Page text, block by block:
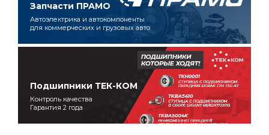
Запчасти ПРАМО
Автоэлектрика и автокомпоненты
для коммерческих и грузовых авто
Подшипники ТЕК-КОМ
Контроль качества
Гарантия 2 года